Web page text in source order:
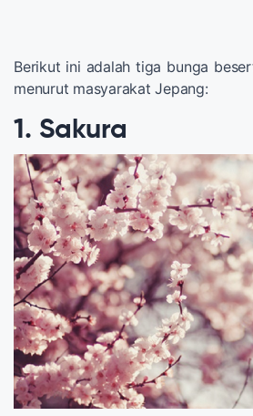
Berikut ini adalah tiga bunga
menurut masyarakat Jepang:
1. Sakura